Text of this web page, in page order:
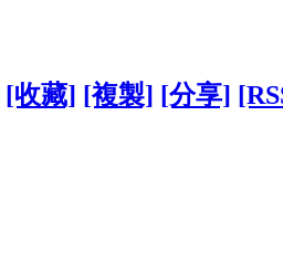
[收藏] [複製] [分享]